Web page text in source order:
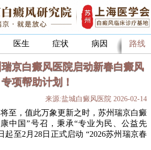
医生 症状 病因 路线
京白癜风医院启动新春白癜风
专项帮助计划！
来源:盐城白癜风医院 2026-02-14
，值此万象更新之时，苏州瑞京白癜
中国”号召，秉承“专业为民、公益先
起至2月28日正式启动 “2026苏州瑞京春